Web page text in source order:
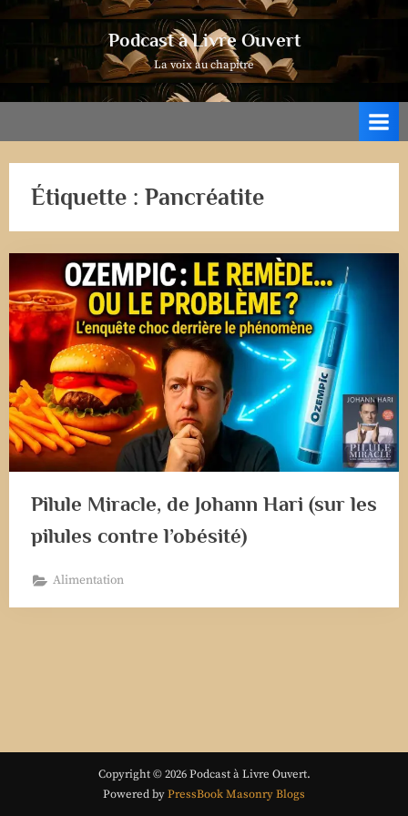
Podcast à Livre Ouvert
La voix au chapitre
Étiquette : Pancréatite
Pilule Miracle, de Johann Hari (sur les
pilules contre l’obésité)
Alimentation
Copyright © 2026 Podcast à Livre Ouvert.
Powered byPressBook Masonry Blogs